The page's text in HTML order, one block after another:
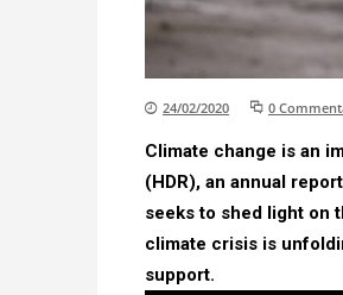
24/02/2020 0
Climate change is an
(HDR), an annual
seeks to shed light on
climate crisis is
support.